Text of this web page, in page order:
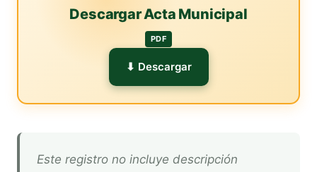
Descargar Acta Municipal
PDF
⬇ Descargar
Este registro no incluye descripción